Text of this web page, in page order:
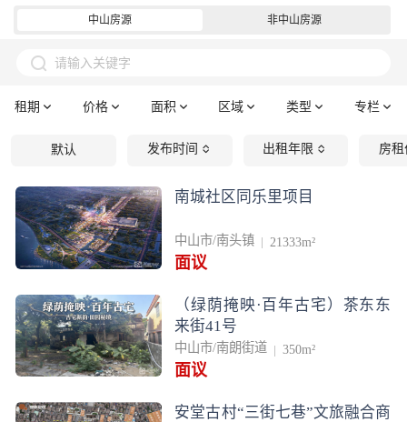
中山房源 非中山房源
请输入关键字
租期 价格 面积 区域 类型 专栏
默认 发布时间 出租年限 房
南城社区同乐里项目
中山市/南头镇 21333m²
面议
（绿荫掩映·百年古宅）茶东东
来街41号
中山市/南朗街道 350m²
面议
安堂古村“三街七巷”文旅融合商